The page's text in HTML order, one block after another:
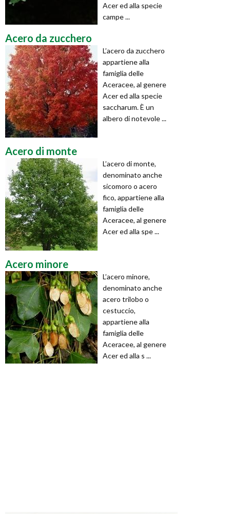
Acer ed alla specie
campe ...
Acero da zucchero
L’acero da zucchero
appartiene alla
famiglia delle
Aceracee, al genere
Acer ed alla specie
saccharum. È un
albero di notevole ...
Acero di monte
L’acero di monte,
denominato anche
sicomoro o acero
fico, appartiene alla
famiglia delle
Aceracee, al genere
Acer ed alla spe ...
Acero minore
L’acero minore,
denominato anche
acero trilobo o
cestuccio,
appartiene alla
famiglia delle
Aceracee, al genere
Acer ed alla s ...